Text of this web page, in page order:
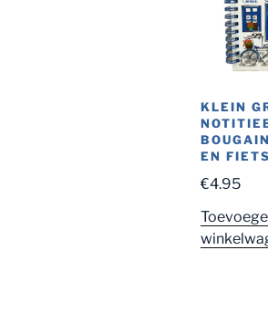
KLEIN
EN FIETS
€4.95